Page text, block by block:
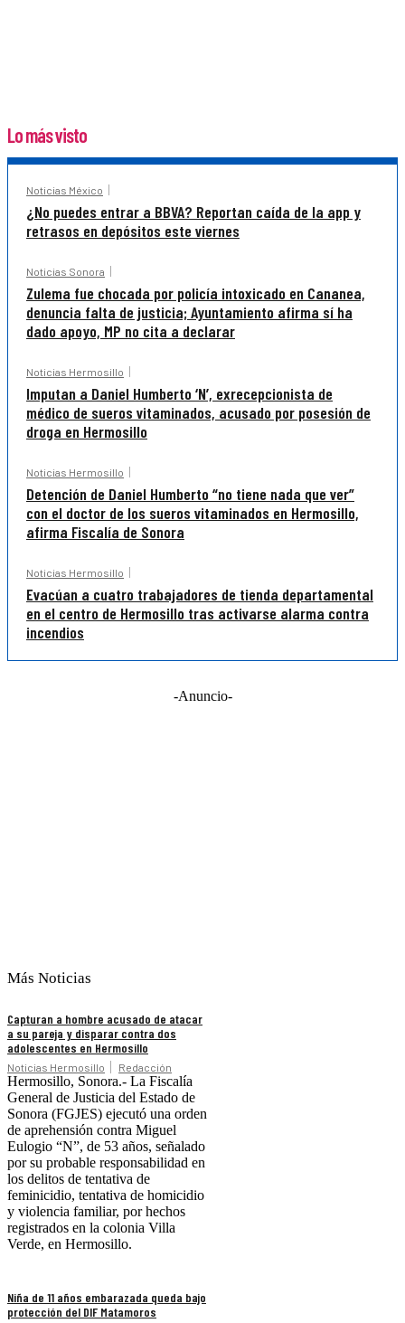
Lo más visto
Noticias México
¿No puedes entrar a BBVA? Reportan caída de la app y
retrasos en depósitos este viernes
Noticias Sonora
Zulema fue chocada por policía intoxicado en Cananea,
denuncia falta de justicia; Ayuntamiento afirma sí ha
dado apoyo, MP no cita a declarar
Noticias Hermosillo
Imputan a Daniel Humberto ‘N’, exrecepcionista de
médico de sueros vitaminados, acusado por posesión de
droga en Hermosillo
Noticias Hermosillo
Detención de Daniel Humberto “no tiene nada que ver”
con el doctor de los sueros vitaminados en Hermosillo,
afirma Fiscalía de Sonora
Noticias Hermosillo
Evacúan a cuatro trabajadores de tienda departamental
en el centro de Hermosillo tras activarse alarma contra
incendios
-Anuncio-
Más Noticias
Capturan a hombre acusado de atacar
a su pareja y disparar contra dos
adolescentes en Hermosillo
Noticias Hermosillo Redacción
Hermosillo, Sonora.- La Fiscalía
General de Justicia del Estado de
Sonora (FGJES) ejecutó una orden
de aprehensión contra Miguel
Eulogio “N”, de 53 años, señalado
por su probable responsabilidad en
los delitos de tentativa de
feminicidio, tentativa de homicidio
y violencia familiar, por hechos
registrados en la colonia Villa
Verde, en Hermosillo.
Niña de 11 años embarazada queda bajo
protección del DIF Matamoros